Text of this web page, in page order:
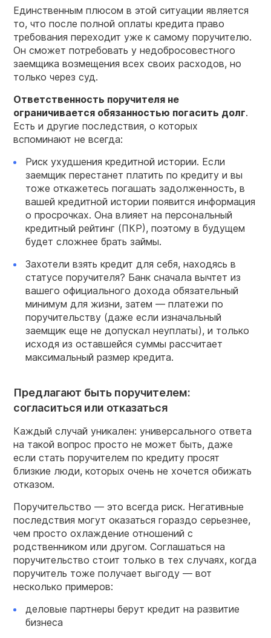
Единственным плюсом в этой ситуации является
то, что после полной оплаты кредита право
требования переходит уже к самому поручителю.
Он сможет потребовать у недобросовестного
заемщика возмещения всех своих расходов, но
только через суд.
Ответственность поручителя не
ограничивается обязанностью погасить долг.
Есть и другие последствия, о которых
вспоминают не всегда:
Риск ухудшения кредитной истории. Если
заемщик перестанет платить по кредиту и вы
тоже откажетесь погашать задолженность, в
вашей кредитной истории появится информация
о просрочках. Она влияет на персональный
кредитный рейтинг (ПКР), поэтому в будущем
будет сложнее брать займы.
Захотели взять кредит для себя, находясь в
статусе поручителя? Банк сначала вычтет из
вашего официального дохода обязательный
минимум для жизни, затем — платежи по
поручительству (даже если изначальный
заемщик еще не допускал неуплаты), и только
исходя из оставшейся суммы рассчитает
максимальный размер кредита.
Предлагают быть поручителем:
согласиться или отказаться
Каждый случай уникален: универсального ответа
на такой вопрос просто не может быть, даже
если стать поручителем по кредиту просят
близкие люди, которых очень не хочется обижать
отказом.
Поручительство — это всегда риск. Негативные
последствия могут оказаться гораздо серьезнее,
чем просто охлаждение отношений с
родственником или другом. Соглашаться на
поручительство стоит только в тех случаях, когда
поручитель тоже получает выгоду — вот
несколько примеров:
деловые партнеры берут кредит на развитие
бизнеса